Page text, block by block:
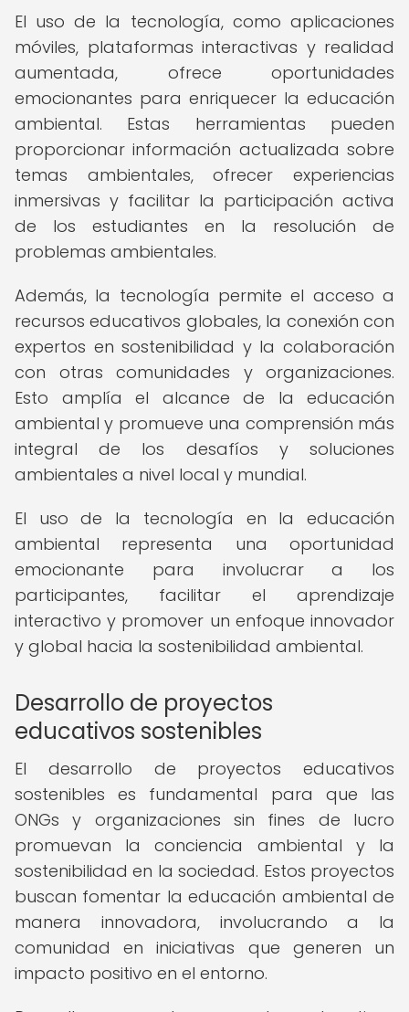
El uso de la tecnología, como aplicaciones
móviles, plataformas interactivas y realidad
aumentada, ofrece oportunidades
emocionantes para enriquecer la educación
ambiental. Estas herramientas pueden
proporcionar información actualizada sobre
temas ambientales, ofrecer experiencias
inmersivas y facilitar la participación activa
de los estudiantes en la resolución de
problemas ambientales.
Además, la tecnología permite el acceso a
recursos educativos globales, la conexión con
expertos en sostenibilidad y la colaboración
con otras comunidades y organizaciones.
Esto amplía el alcance de la educación
ambiental y promueve una comprensión más
integral de los desafíos y soluciones
ambientales a nivel local y mundial.
El uso de la tecnología en la educación
ambiental representa una oportunidad
emocionante para involucrar a los
participantes, facilitar el aprendizaje
interactivo y promover un enfoque innovador
y global hacia la sostenibilidad ambiental.
Desarrollo de proyectos
educativos sostenibles
El desarrollo de proyectos educativos
sostenibles es fundamental para que las
ONGs y organizaciones sin fines de lucro
promuevan la conciencia ambiental y la
sostenibilidad en la sociedad. Estos proyectos
buscan fomentar la educación ambiental de
manera innovadora, involucrando a la
comunidad en iniciativas que generen un
impacto positivo en el entorno.